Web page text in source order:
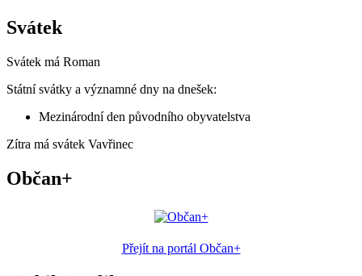
Svátek
Svátek má Roman
Státní svátky a významné dny na dnešek:
Mezinárodní den původního obyvatelstva
Zítra má svátek Vavřinec
Občan+
Přejít na portál Občan+